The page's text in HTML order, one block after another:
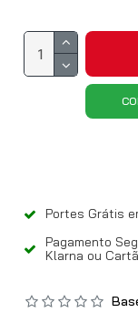
Portes Grátis
Pagamento
Klarna ou